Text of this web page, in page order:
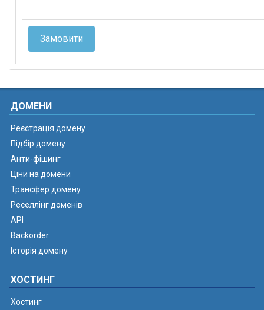
Замовити
ДОМЕНИ
Реєстрація домену
Підбір домену
Анти-фішинг
Ціни на домени
Трансфер домену
Реселлінг доменів
API
Backorder
Історія домену
ХОСТИНГ
Хостинг